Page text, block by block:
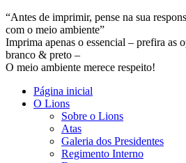
“Antes de imprimir, pense na sua
com o meio ambiente”
Imprima apenas o essencial – prefira as
branco & preto –
O meio ambiente merece respeito!
Página inicial
O Lions
Sobre o Lions
Atas
Galeria dos Presidentes
Regimento Interno